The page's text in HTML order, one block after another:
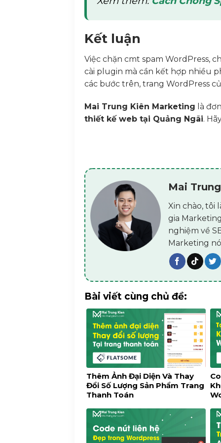
web.de
protonmail.com
outlook.com
mail.ru
qq.com
tutanota.com
icloud.com
tempmail.*
mailinator.*
*.click
*.info
*.site
*.bid
*.loan
gmai1.homes
### Suspicious URLs or HTML
http://
https://
[url
<a href=
<a rel=
<iframe
<embed
<script
<img
src=
src="
Kết luận
Việc chặn cmt spam WordPress,
cài plugin mà cần kết hợp nhiều
các bước trên, trang WordPress
Mai Trung Kiên Marketing là
thiết kế web tại Quảng Ngãi.
Mai
Xin chào, tôi
gia
nghiệm về
Marketing
Bài viết cùng chủ đề:
Thêm Ảnh Đại Diện Và Thay
Đổi Số Lượng Sản Phẩm Trang
Thanh Toán